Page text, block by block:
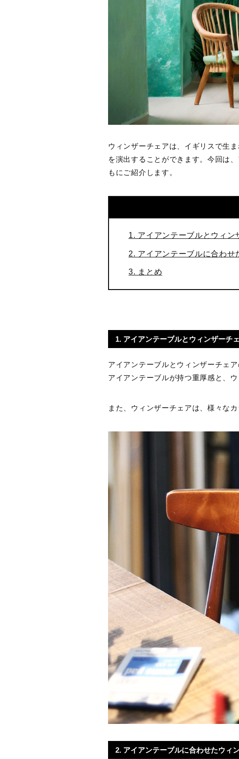
ウィンザーチェアは、イギリスで生ま
を演出することができます。今回は
もにご紹介します。
1. アイアンテーブルとウィン
2. アイアンテーブルに合わ
3. まとめ
1. アイアンテーブルとウィンザーチ
アイアンテーブルとウィンザーチェア
アイアンテーブルが持つ重厚感と、
また、ウィンザーチェアは、様々な
2. アイアンテーブルに合わせたウィ